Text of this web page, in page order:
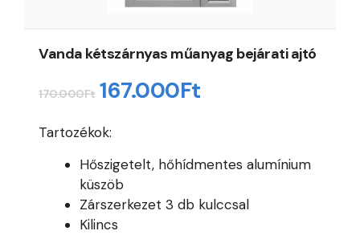
Vanda kétszárnyas műanyag bejárati ajtó
170.000Ft Original
price
was:
170.000Ft.
167.000FtCurrent
Tartozékok:
Hőszigetelt, hőhídmentes alumínium
küszöb
Zárszerkezet 3 db kulccsal
Kilincs